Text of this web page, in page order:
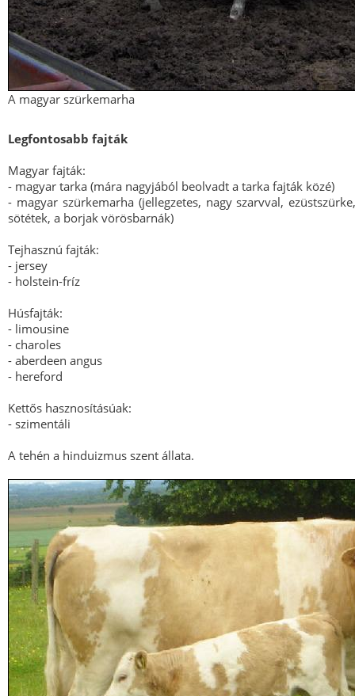
A magyar szürkemarha
Legfontosabb fajták
Magyar fajták:
- magyar tarka (mára nagyjából beolvadt a tarka fajták közé)
- magyar szürkemarha (jellegzetes, nagy szarvval,
sötétek, a borjak vörösbarnák)
Tejhasznú fajták:
- jersey
- holstein-fríz
Húsfajták:
- limousine
- charoles
- aberdeen angus
- hereford
Kettős hasznosításúak:
- szimentáli
A tehén a hinduizmus szent állata.